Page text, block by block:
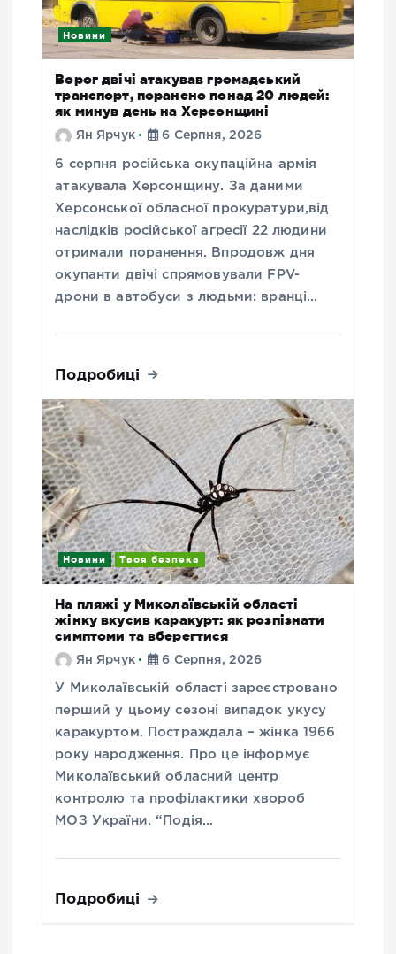
Новини
Ворог двічі атакував громадський
транспорт, поранено понад 20 людей:
як минув день на Херсонщині
Ян Ярчук 6 Серпня, 2026
6 серпня російська окупаційна армія
атакувала Херсонщину. За даними
Херсонської обласної прокуратури,від
наслідків російської агресії 22 людини
отримали поранення. Впродовж дня
окупанти двічі спрямовували FPV-
дрони в автобуси з людьми: вранці…
Подробиці
Новини Твоя безпека
На пляжі у Миколаївській області
жінку вкусив каракурт: як розпізнати
симптоми та вберегтися
Ян Ярчук 6 Серпня, 2026
У Миколаївській області зареєстровано
перший у цьому сезоні випадок укусу
каракуртом. Постраждала – жінка 1966
року народження. Про це інформує
Миколаївський обласний центр
контролю та профілактики хвороб
МОЗ України. “Подія…
Подробиці